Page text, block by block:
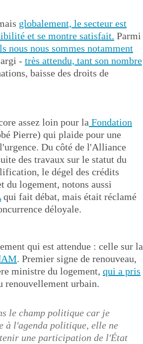
globalement, le secteur est
et se montre satisfait. Parmi
nous nous sommes notamment
- très attendu, tant son nombre
baisse des droits de
assez loin pour la Fondation
Pierre) qui plaide pour une
Du côté de l'Alliance
des travaux sur le statut du
le dégel des crédits
du logement, notons aussi
qui fait débat, mais était réclamé
déloyale.
qui est attendue : celle sur la
. Premier signe de renouveau,
ministre du logement, qui a pris
renouvellement urbain.
le champ politique car je
à l'agenda politique, elle ne
une participation de l'État